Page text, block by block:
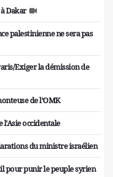
Dakar
palestinienne ne sera pas
Exiger la démission de
de l’OMK
l'Asie occidentale
du ministre israélien
pour punir le peuple syrien